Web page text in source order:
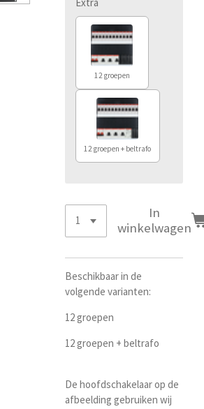
12 groepen
12 groepen + beltrafo
In
winkelwagen
Beschikbaar in de
volgende varianten:
12 groepen
12 groepen + beltrafo
De hoofdschakelaar op de
afbeelding gebruiken wij